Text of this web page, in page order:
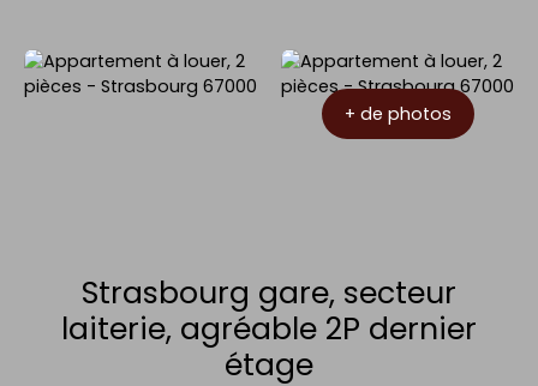
+ de photos
Strasbourg gare, secteur
laiterie, agréable 2P dernier
étage